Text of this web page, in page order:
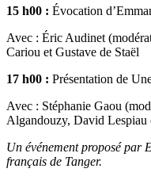
15 h00 : Évocation
Avec : Éric Audinet
Cariou et Gustave de Staël
17 h00 : Présentation de
Avec : Stéphanie Gaou
Algandouzy, David Lespiau
Un événement proposé par
français de Tanger.